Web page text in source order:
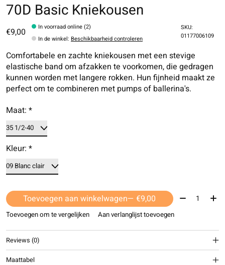
70D Basic Kniekousen
€9,00
In voorraad online (2)
In de winkel: Beschikbaarheid controleren
SKU:
01177006109
Comfortabele en zachte kniekousen met een stevige
elastische band om afzakken te voorkomen, die gedragen
kunnen worden met langere rokken. Hun fijnheid maakt ze
perfect om te combineren met pumps of ballerina's.
Maat: *
Kleur: *
Toevoegen aan winkelwagen — €9,00 Aantal:
Toevoegen om te vergelijken Aan verlanglijst toevoegen
Reviews (0)
Maattabel